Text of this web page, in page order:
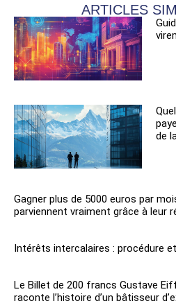
ARTICLES
de
Gagner plus de 5000 euros par
parviennent vraiment grâce à leur
Intérêts intercalaires : procédure
Le Billet de 200 francs Gustave
raconte l’histoire d’un bâtisseur